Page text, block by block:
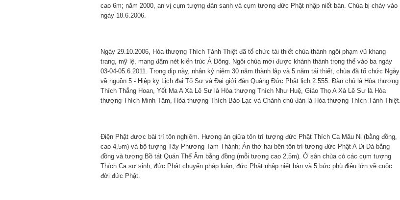
cao 6m; năm 2000, an vị cụm tượng đản sanh và cụm tượng đức Phật nhập niết bàn. Chùa bị cháy vào
ngày 18.6.2006.
Ngày 29.10.2006, Hòa thượng Thích Tánh Thiệt đã tổ chức tái thiết chùa thành ngôi phạm vũ khang
trang, mỹ lệ, mang đậm nét kiến trúc Á Đông. Ngôi chùa mới được khánh thành trọng thể vào ba ngày
03-04-05.6.2011. Trong dịp này, nhân kỷ niệm 30 năm thành lập và 5 năm tái thiết, chùa đã tổ chức Ngày
về nguồn 5 - Hiệp kỵ Lịch đại Tổ Sư và Đại giới đàn Quảng Đức Phật lịch 2.555. Đàn chủ là Hòa thượng
Thích Thắng Hoan, Yết Ma A Xà Lê Sư là Hòa thượng Thích Như Huệ, Giáo Thọ A Xà Lê Sư là Hòa
thượng Thích Minh Tâm, Hòa thượng Thích Bảo Lạc và Chánh chủ đàn là Hòa thượng Thích Tánh Thiệt.
Điện Phật được bài trí tôn nghiêm. Hương án giữa tôn trí tượng đức Phật Thích Ca Mâu Ni (bằng đồng,
cao 4,5m) và bộ tượng Tây Phương Tam Thánh; Án thờ hai bên tôn trí tượng đức Phật A Di Đà bằng
đồng và tượng Bồ tát Quán Thế Âm bằng đồng (mỗi tượng cao 2,5m). Ở sân chùa có các cụm tượng
Thích Ca sơ sinh, đức Phật chuyển pháp luân, đức Phật nhập niết bàn và 5 bức phù điêu lớn về cuộc
đời đức Phật.